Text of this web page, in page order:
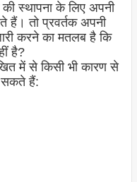
स्थापना के लिए अपनी
हैं। तो प्रवर्तक अपनी
करने का मतलब है कि
है?
में से किसी भी कारण से
हैं: